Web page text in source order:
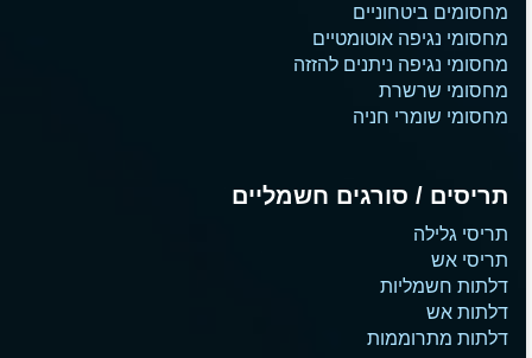
מחסומים ביטחוניים
מחסומי נגיפה אוטומטיים
מחסומי נגיפה ניתנים להזזה
מחסומי שרשרת
מחסומי שומרי חניה
תריסים / סורגים חשמליים
תריסי גלילה
תריסי אש
דלתות חשמליות
דלתות אש
דלתות מתרוממות